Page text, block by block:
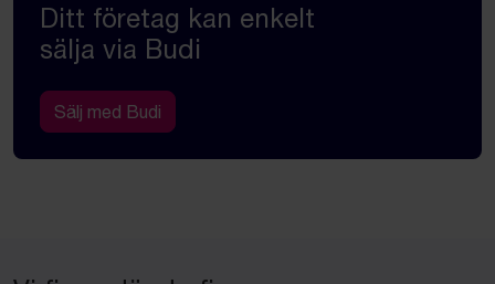
Ditt företag kan enkelt
sälja via Budi
Sälj med Budi